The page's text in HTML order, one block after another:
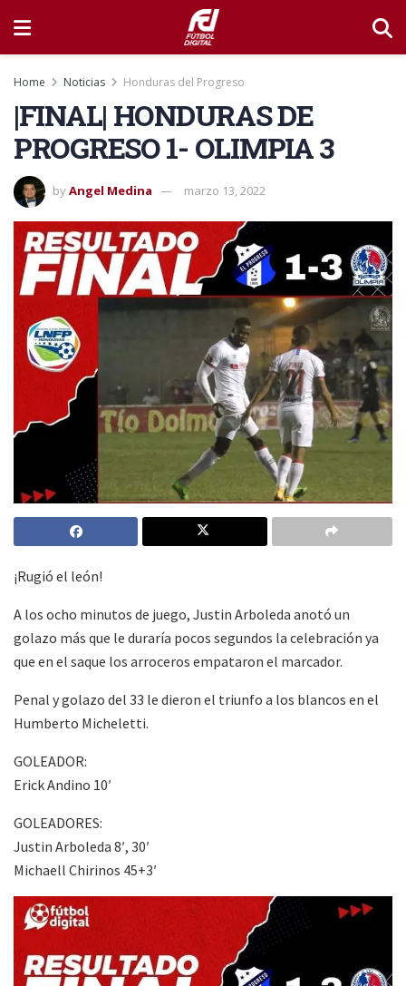
Home Noticias Honduras del Progreso
|FINAL| HONDURAS DE
PROGRESO 1- OLIMPIA 3
byAngel Medina marzo 13, 2022
¡Rugió el león!
A los ocho minutos de juego, Justin Arboleda anotó un
golazo más que le duraría pocos segundos la celebración ya
que en el saque los arroceros empataron el marcador.
Penal y golazo del 33 le dieron el triunfo a los blancos en el
Humberto Micheletti.
GOLEADOR:
Erick Andino 10′
GOLEADORES:
Justin Arboleda 8′, 30′
Michaell Chirinos 45+3′